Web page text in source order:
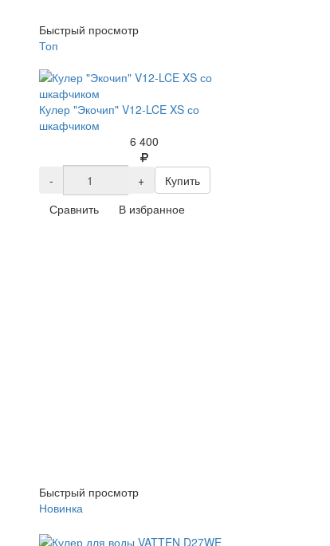
Быстрый просмотр
Топ
Кулер "Экочип" V12-LCE XS со
шкафчиком
6 400
- +
Купить
Сравнить
В избранное
Быстрый просмотр
Новинка